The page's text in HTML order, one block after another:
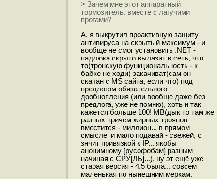
> Зачем мне этот аппаратный
тормозитель, вместе с лагучими
прогами?
А, я выкрутил проактивную защиту
антивируса на скрытый максимум - и
вообще не смог установить .NET -
падлюка скрыто вылазит в сеть, что
то(тронскую функциональность - к
бабке не ходи) закачиват(сам он
скачан с MS сайта, если что) под
предлогом обязательного
дообновления (или вообще даже без
предлога, уже не помню), хоть и так
кажется больше 100! MB(дык то там же
разных причём жирных троянов
вместится - миллион... в прямом
смысле, и мало подавай - свежей, с
знчит привязкой к IP... якобы
анонимному [русофобам] разным
начиная с СРУ[ЛЬ]...), ну эт ещё уже
старая версия - 4.5 была... совсем
маленькая по нынешним меркам.